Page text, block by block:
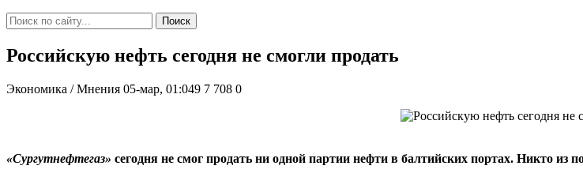
Поиск
Российскую нефть сегодня не смогли продать
Экономика / Мнения 05-мар, 01:049 7 708 0
«Сургутнефтегаз» сегодня не смог продать ни одной партии нефти в балтийских портах. Никто из